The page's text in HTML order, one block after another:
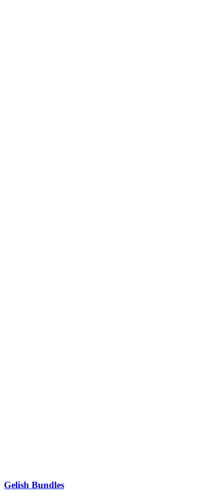
Gelish Bundles